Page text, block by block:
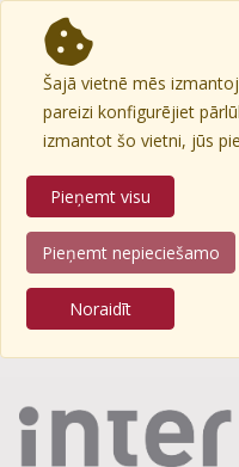
Šajā vietnē mēs
pareizi konfigurējiet
izmantot šo vietni, jūs
Pieņemt visu
Pieņemt nepieciešamo
Noraidīt